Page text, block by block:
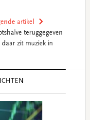
artikel
teruggegeven
daar zit muziek in